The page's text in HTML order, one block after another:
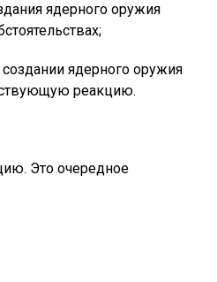
ядерного оружия
ядерного оружия
реакцию.
Это очередное